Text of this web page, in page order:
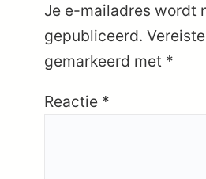
Je e-mailadres wordt
gepubliceerd.
gemarkeerd met *
Reactie *